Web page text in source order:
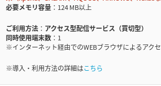
必要メモリ容量
124 MB以上
ご利用方法
アクセス型配信サービス（買切型）
同時使用端末数
1
※インターネット経由でのWEBブラウザによるアク
※導入・利用方法の詳細はこちら